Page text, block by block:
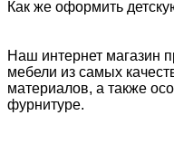
Как же оформить
Наш интернет магазин
мебели из самых
материалов, а также
фурнитуре.